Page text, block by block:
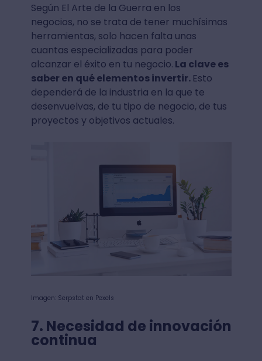
Según El Arte de la Guerra en los
negocios, no se trata de tener muchísimas
herramientas, solo hacen falta unas
cuantas especializadas para poder
alcanzar el éxito en tu negocio. La clave es
saber en qué elementos invertir. Esto
dependerá de la industria en la que te
desenvuelvas, de tu tipo de negocio, de tus
proyectos y objetivos actuales.
Imagen: Serpstat en Pexels
7. Necesidad de innovación
continua